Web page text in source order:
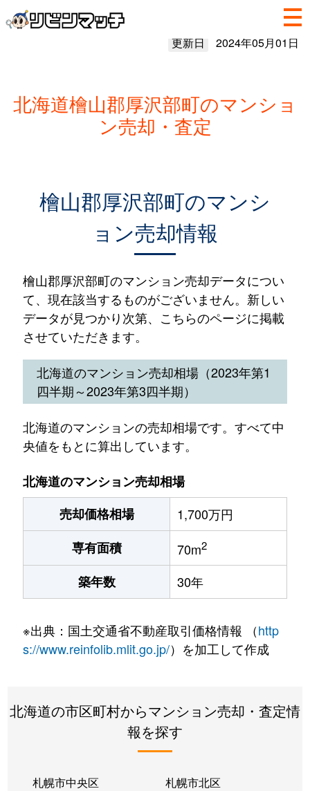
更新日 2024年05月01日
北海道檜山郡厚沢部町のマンショ
ン売却・査定
檜山郡厚沢部町のマンシ
ョン売却情報
檜山郡厚沢部町のマンション売却データについ
て、現在該当するものがございません。新しい
データが見つかり次第、こちらのページに掲載
させていただきます。
北海道のマンション売却相場（2023年第1
四半期～2023年第3四半期）
北海道のマンションの売却相場です。すべて中
央値をもとに算出しています。
北海道のマンション売却相場
売却価格相場
1,700万円
専有面積
70m2
築年数 30年
※出典：国土交通省不動産取引価格情報 （http
s://www.reinfolib.mlit.go.jp/）を加工して作成
北海道の市区町村からマンション売却・査定情
報を探す
札幌市中央区 札幌市北区